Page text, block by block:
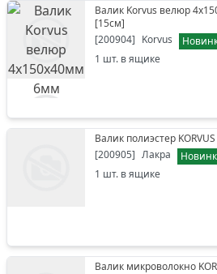
Валик Korvus велюр
[15см]
[200904] Korvus
1 шт. в ящике
Валик полиэстер
[200905] Лакра
1 шт. в ящике
Валик микроволокно